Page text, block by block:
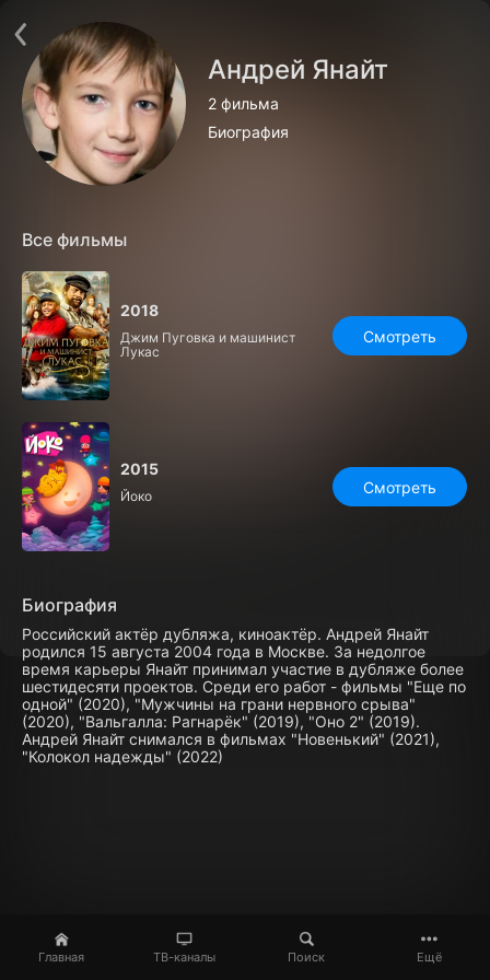
Главная ТВ-каналы Поиск Ещё
Андрей Янайт
2 фильма
Биография
Все фильмы
2018
Джим Пуговка и машинист
Лукас
Смотреть
2015
Йоко Смотреть
Биография
Российский актёр дубляжа, киноактёр. Андрей Янайт
родился 15 августа 2004 года в Москве. За недолгое
время карьеры Янайт принимал участие в дубляже более
шестидесяти проектов. Среди его работ - фильмы "Еще по
одной" (2020), "Мужчины на грани нервного срыва"
(2020), "Вальгалла: Рагнарёк" (2019), "Оно 2" (2019).
Андрей Янайт снимался в фильмах "Новенький" (2021),
"Колокол надежды" (2022)
О сервисе
Пользовательское соглашение
Политика конфиденциальности
Открыть приложение
Установить на ТВ
Бесплатные каналы